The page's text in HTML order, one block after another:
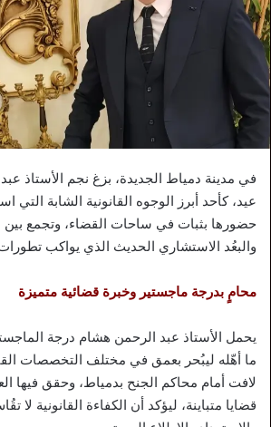
في مدينة دمياط الجديدة، بزغ نجم الأستاذ
عيد، كأحد أبرز الوجوه القانونية الشابة
حضورها بثبات في ساحات القضاء، وتجمع بين
والبعُد الاستشاري الحديث الذي يواكب
محامٍ بدرجة ماجستير وخبرة قضائية متميزة
يحمل الأستاذ عبد الرحمن هشام درجة
ما أهّله ليبُحر بعمق في مختلف التخصصات
لافت أمام محاكم الجنح بدمياط، وحقق فيها
قضايا متباينة، ليؤكد أن الكفاءة القانونية لا